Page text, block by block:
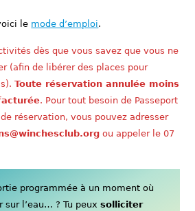
le mode d’emploi.
dès que vous savez que vous ne
(afin de libérer des places pour
Toute réservation annulée moins
. Pour tout besoin de Passeport
réservation, vous pouvez adresser
ou appeler le 07
programmée à un moment où
sur l’eau… ? Tu peuxsolliciter